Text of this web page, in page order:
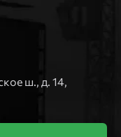
ш., д. 14,